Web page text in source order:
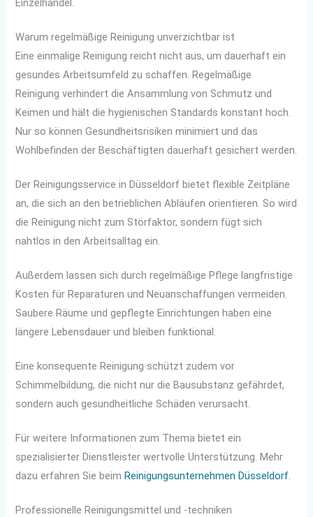
Einzelhandel.
Warum regelmäßige Reinigung unverzichtbar ist
Eine einmalige Reinigung reicht nicht aus, um dauerhaft ein
gesundes Arbeitsumfeld zu schaffen. Regelmäßige
Reinigung verhindert die Ansammlung von Schmutz und
Keimen und hält die hygienischen Standards konstant hoch.
Nur so können Gesundheitsrisiken minimiert und das
Wohlbefinden der Beschäftigten dauerhaft gesichert werden.
Der Reinigungsservice in Düsseldorf bietet flexible Zeitpläne
an, die sich an den betrieblichen Abläufen orientieren. So wird
die Reinigung nicht zum Störfaktor, sondern fügt sich
nahtlos in den Arbeitsalltag ein.
Außerdem lassen sich durch regelmäßige Pflege langfristige
Kosten für Reparaturen und Neuanschaffungen vermeiden.
Saubere Räume und gepflegte Einrichtungen haben eine
längere Lebensdauer und bleiben funktional.
Eine konsequente Reinigung schützt zudem vor
Schimmelbildung, die nicht nur die Bausubstanz gefährdet,
sondern auch gesundheitliche Schäden verursacht.
Für weitere Informationen zum Thema bietet ein
spezialisierter Dienstleister wertvolle Unterstützung. Mehr
dazu erfahren Sie beimReinigungsunternehmen Düsseldorf.
Professionelle Reinigungsmittel und -techniken